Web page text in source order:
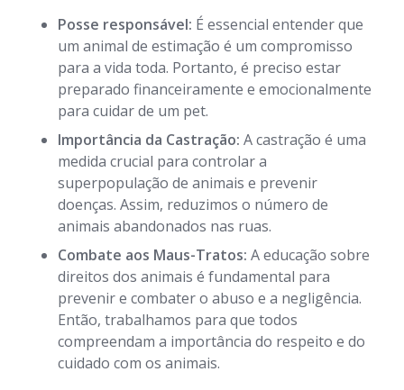
Posse responsável: É essencial entender que
um animal de estimação é um compromisso
para a vida toda. Portanto, é preciso estar
preparado financeiramente e emocionalmente
para cuidar de um pet.
Importância da Castração: A castração é uma
medida crucial para controlar a
superpopulação de animais e prevenir
doenças. Assim, reduzimos o número de
animais abandonados nas ruas.
Combate aos Maus-Tratos: A educação sobre
direitos dos animais é fundamental para
prevenir e combater o abuso e a negligência.
Então, trabalhamos para que todos
compreendam a importância do respeito e do
cuidado com os animais.